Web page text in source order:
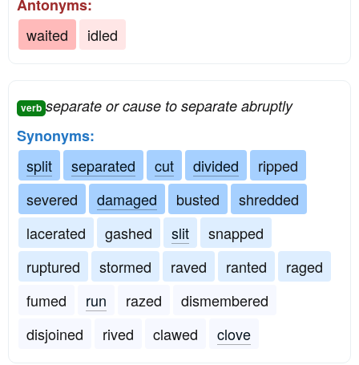
Antonyms:
waited
idled
verb separate or cause to separate abruptly
Synonyms:
split
separated cut divided
ripped
severed
damaged busted
shredded
lacerated
gashed slit
snapped
ruptured
stormed raved ranted
raged
fumed
run razed
dismembered
disjoined
rived clawed clove